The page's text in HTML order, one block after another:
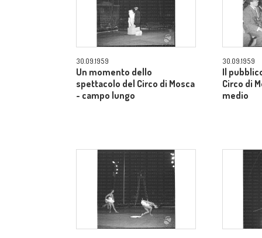
30.09.1959
Un momento dello
spettacolo del Circo di Mosca
- campo lungo
30.09.1959
Il
Circo di
medio